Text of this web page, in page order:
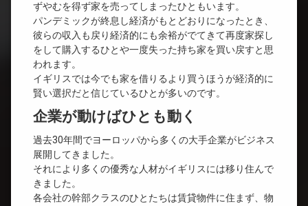
ずやむを得ず家を売ってしまったひともいます。
パンデミックが終息し経済がもとどおりになったとき、
彼らの収入も戻り経済的にも余裕がでてきて再度家探し
をして購入するひとや一度失った持ち家を買い戻すと思
われます。
イギリスでは今でも家を借りるより買うほうが経済的に
賢い選択だと信じているひとが多いのです。
企業が動けばひとも動く
過去30年間でヨーロッパから多くの大手企業がビジネス
展開してきました。
それにより多くの優秀な人材がイギリスには移り住んで
きました。
各会社の幹部クラスのひとたちは賃貸物件に住まず、物